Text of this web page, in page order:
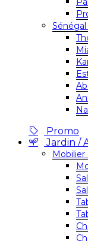
Promo
Jardin /
Mobilier